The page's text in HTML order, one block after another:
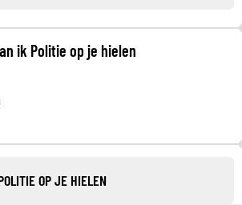
ik Politie op je hielen
OP JE HIELEN